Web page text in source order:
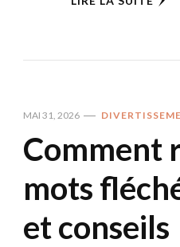
MAI 31, 2026
Comment
mots
et conseils